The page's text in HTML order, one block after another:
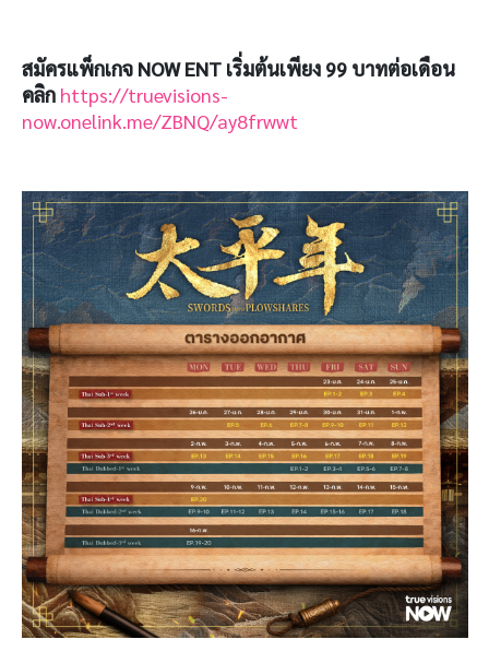
สมัครแพ็กเกจ NOW ENT เริ่มต้นเพียง 99 บาทต่อเดือน
คลิก https://truevisions-
now.onelink.me/ZBNQ/ay8frwwt